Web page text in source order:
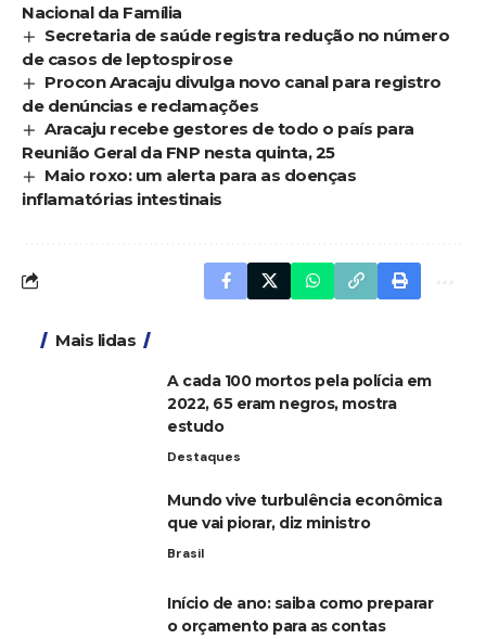
Nacional da Família
Secretaria de saúde registra redução no número
de casos de leptospirose
Procon Aracaju divulga novo canal para registro
de denúncias e reclamações
Aracaju recebe gestores de todo o país para
Reunião Geral da FNP nesta quinta, 25
Maio roxo: um alerta para as doenças
inflamatórias intestinais
Mais lidas
A cada 100 mortos pela polícia em
2022, 65 eram negros, mostra
estudo
Destaques
Mundo vive turbulência econômica
que vai piorar, diz ministro
Brasil
Início de ano: saiba como preparar
o orçamento para as contas